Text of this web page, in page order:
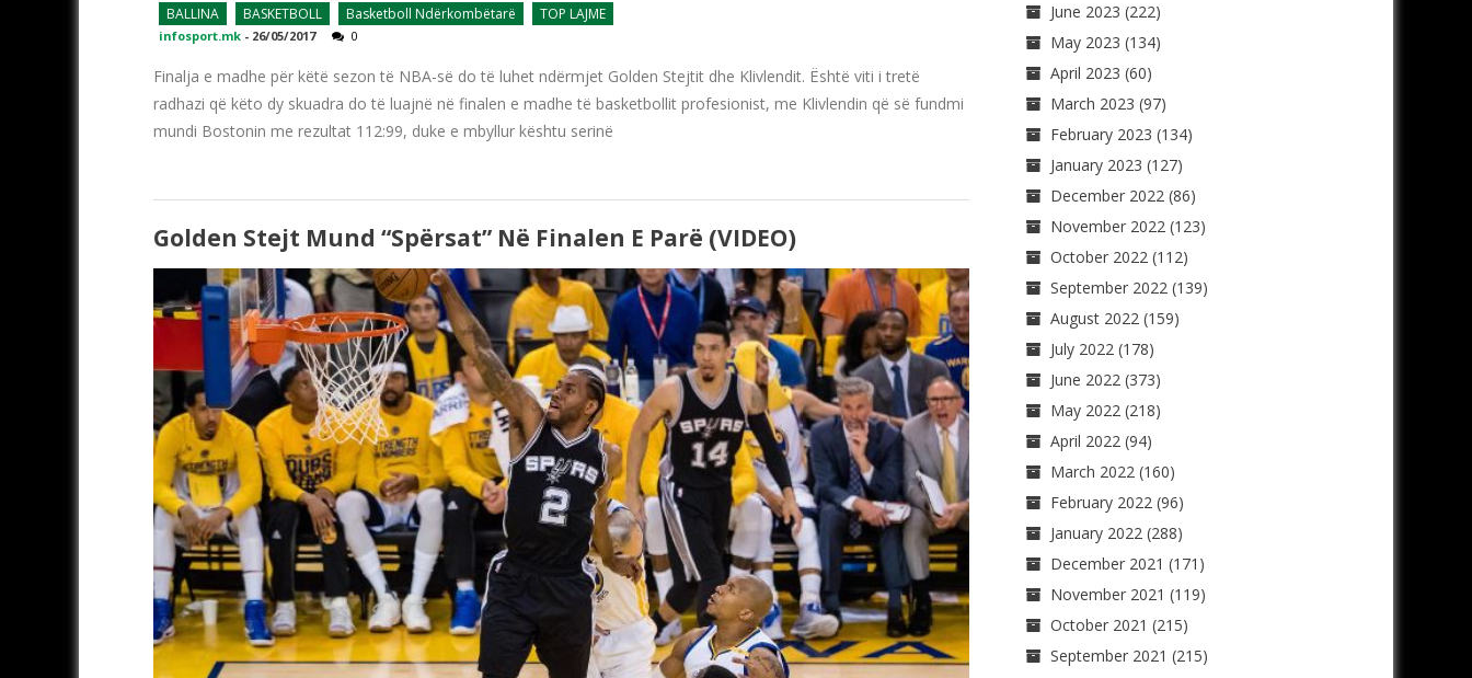
BALLINA BASKETBOLL Basketboll Ndërkombëtarë TOP LAJME
infosport.mk - 26/05/2017 0
Finalja e madhe për këtë sezon të NBA-së do të luhet ndërmjet Golden Stejtit dhe Klivlendit. Është viti i tretë
radhazi që këto dy skuadra do të luajnë në finalen e madhe të basketbollit profesionist, me Klivlendin që së fundmi
mundi Bostonin me rezultat 112:99, duke e mbyllur kështu serinë
Golden Stejt Mund “spërsat” Në Finalen E Parë (VIDEO)
June 2023 (222)
May 2023 (134)
April 2023 (60)
March 2023 (97)
February 2023 (134)
January 2023 (127)
December 2022(86)
November 2022(123)
October 2022(112)
September 2022(139)
August 2022(159)
July 2022(178)
June 2022(373)
May 2022(218)
April 2022(94)
March 2022(160)
February 2022(96)
January 2022(288)
December 2021 (171)
November 2021 (119)
October 2021 (215)
September 2021 (215)